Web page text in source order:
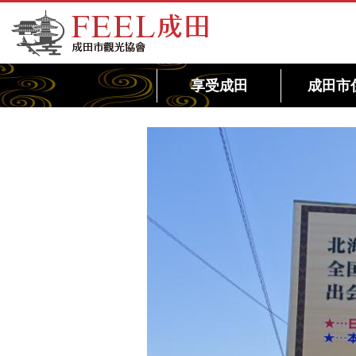
FEEL成田成田市觀光協會官方網站
享受成田 成田市